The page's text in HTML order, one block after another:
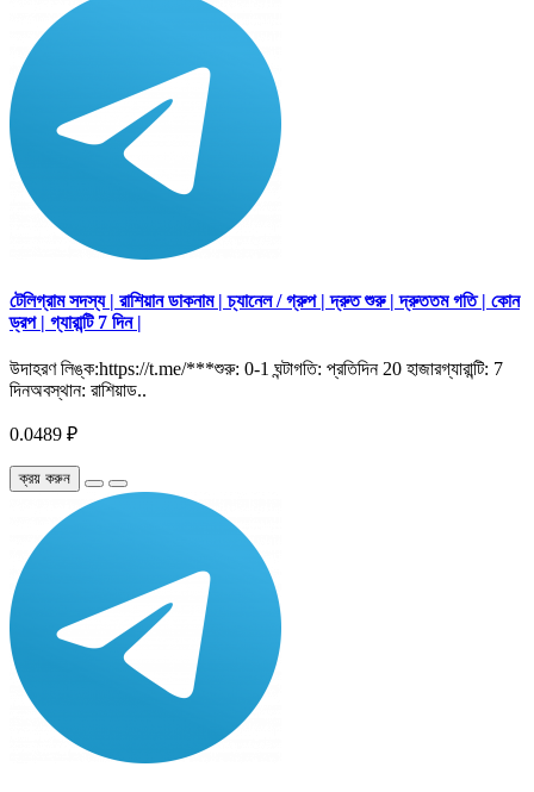
টেলিগ্রাম সদস্য | রাশিয়ান ডাকনাম | চ্যানেল / গ্রুপ | দ্রুত শুরু | দ্রুততম গতি | কোন
ড্রপ | গ্যারান্টি 7 দিন |
উদাহরণ লিঙ্ক:https://t.me/***শুরু: 0-1 ঘন্টাগতি: প্রতিদিন 20 হাজারগ্যারান্টি: 7
দিনঅবস্থান: রাশিয়াড..
0.0489 ₽
ক্রয় করুন